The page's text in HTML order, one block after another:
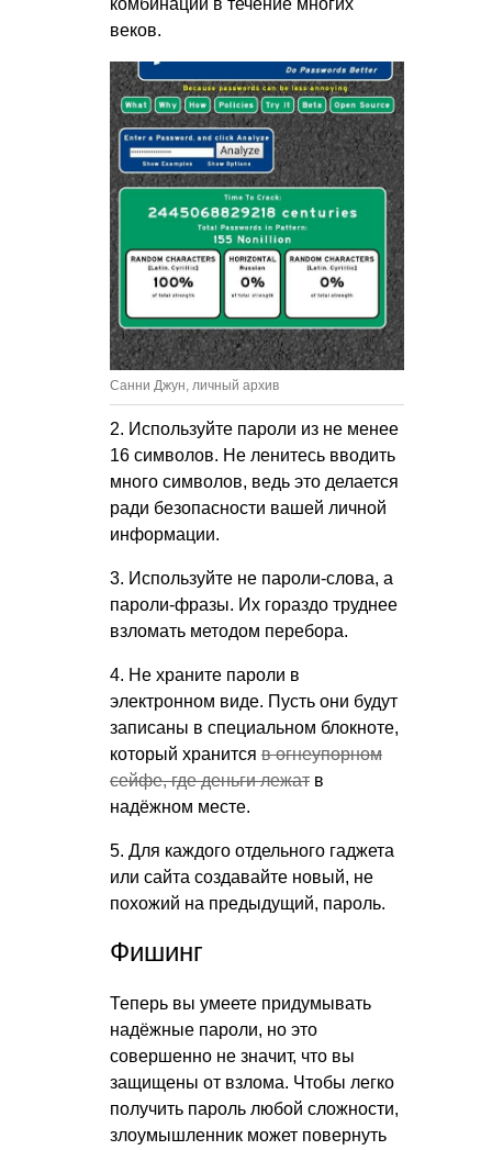
веков.
Санни Джун, личный архив
2. Используйте пароли из не менее
16 символов. Не ленитесь вводить
много символов, ведь это делается
ради безопасности вашей личной
информации.
3. Используйте не пароли-слова, а
пароли-фразы. Их гораздо труднее
взломать методом перебора.
4. Не храните пароли в
электронном виде. Пусть они будут
записаны в специальном блокноте,
который хранится в огнеупорном
сейфе, где деньги лежат в
надёжном месте.
5. Для каждого отдельного гаджета
или сайта создавайте новый, не
похожий на предыдущий, пароль.
Фишинг
Теперь вы умеете придумывать
надёжные пароли, но это
совершенно не значит, что вы
защищены от взлома. Чтобы легко
получить пароль любой сложности,
злоумышленник может повернуть